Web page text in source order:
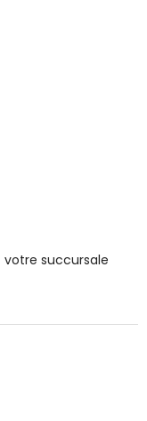
succursale